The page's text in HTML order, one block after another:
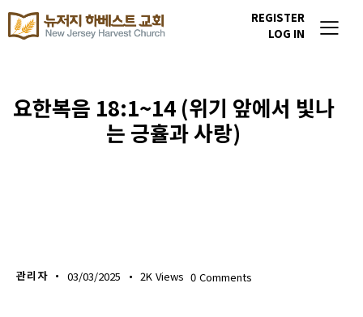
REGISTER
LOG IN
요한복음 18:1~14 (위기 앞에서 빛나
는 긍휼과 사랑)
관리자 03/03/2025 2K Views 0 Comments